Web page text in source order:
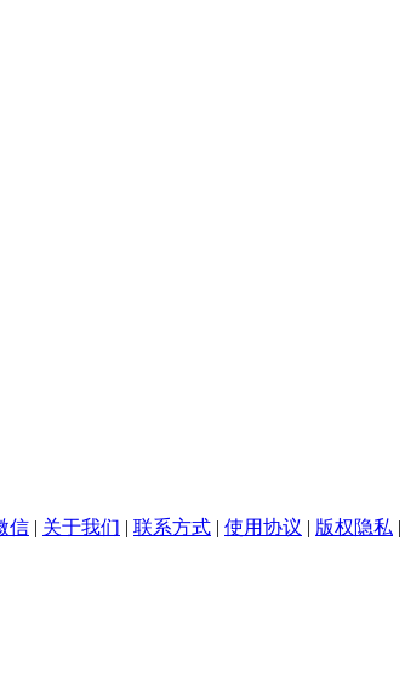
信 | 关于我们 | 联系方式 | 使用协议 | 版权隐私 |